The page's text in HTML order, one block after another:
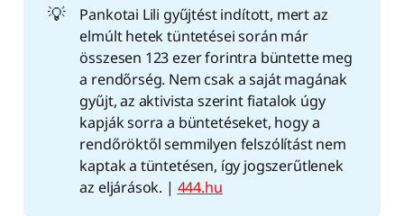
💡
Pankotai Lili gyűjtést indított, mert az
elmúlt hetek tüntetései során már
összesen 123 ezer forintra büntette meg
a rendőrség. Nem csak a saját magának
gyűjt, az aktivista szerint fiatalok úgy
kapják sorra a büntetéseket, hogy a
rendőröktől semmilyen felszólítást nem
kaptak a tüntetésen, így jogszerűtlenek
az eljárások. | 444.hu